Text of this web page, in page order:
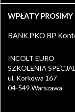
WPŁATY
BANK PKO BP
INCOLT EURO
SZKOLENIA
ul. Korkowa 167
04-549 Warszawa